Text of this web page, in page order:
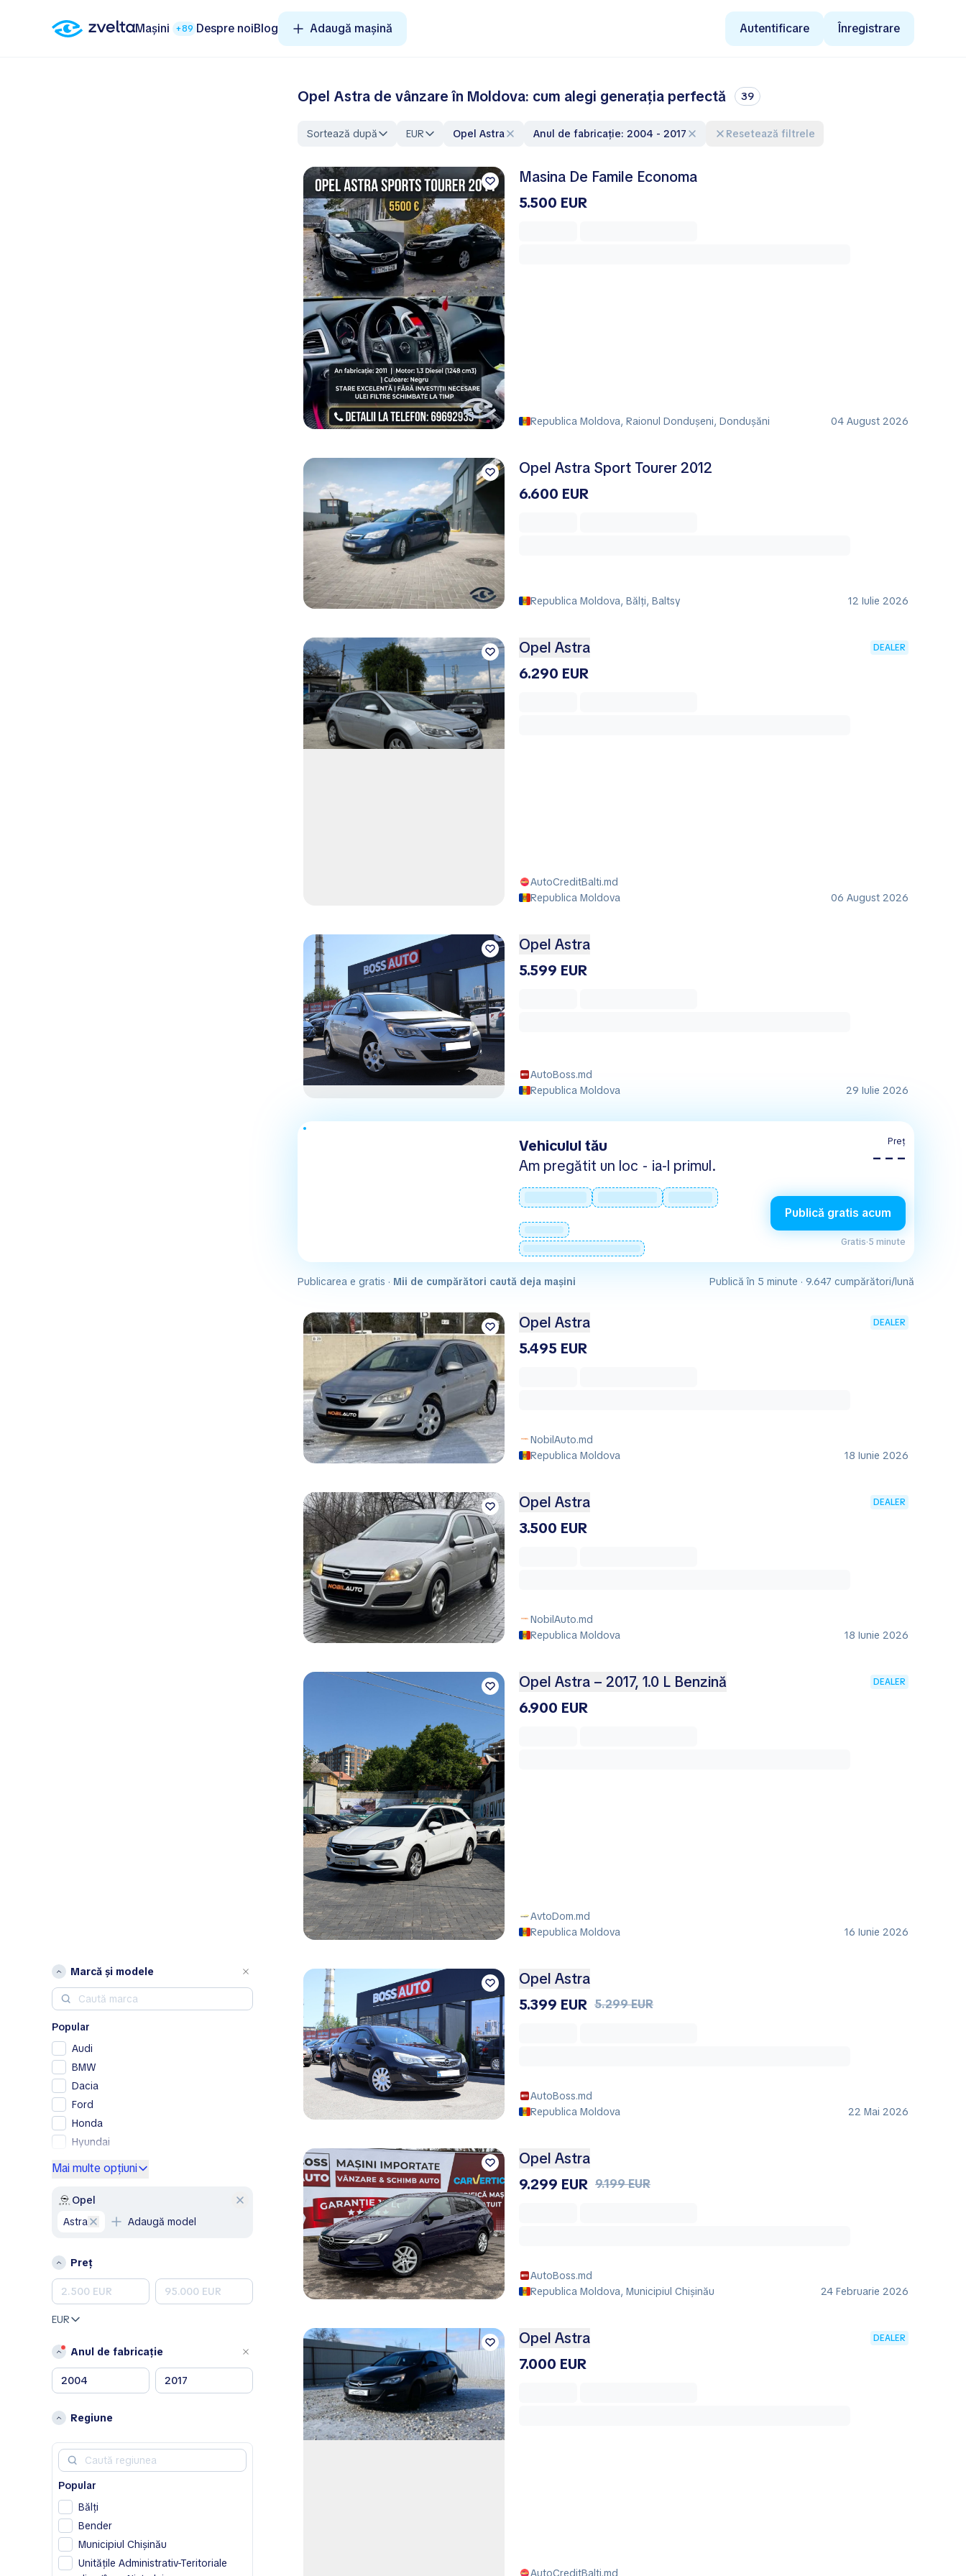
Mașini +89 Despre noiBlog Adaugă mașină Autentificare Înregistrare
Marcă și modele
Popular
Audi
BMW
Dacia
Ford
Honda
Hyundai
Mercedes-Benz
Nissan
Renault
Skoda
Volvo
A
Acura
Alfa Romeo
Avatr
Bentley
Bestune
Buick
BYD
Mai multe opțiuni
Opel
Astra
Adaugă model
Preț
EUR
Anul de fabricație
Regiune
Popular
Bălţi
Bender
Municipiul Chișinău
Unitățile Administrativ-Teritoriale
Opel Astra de vânzare în Moldova: cum alegi generația perfectă 39
Sortează după EUR Opel Astra Anul de fabricație: 2004 - 2017 Resetează filtrele
Masina De Famile Economa
5.500 EUR
Republica Moldova, Raionul Dondușeni, Donduşăni 04 August 2026
Opel Astra Sport Tourer 2012
6.600 EUR
Republica Moldova, Bălţi, Baltsy 12 Iulie 2026
Opel Astra DEALER
6.290 EUR
AutoCreditBalti.md
Republica Moldova
06 August 2026
Opel Astra
5.599 EUR
AutoBoss.md
Republica Moldova
29 Iulie 2026
Vehiculul tău
Am pregătit un loc - ia-l primul.
Preț
– – –
Publică gratis acum
Gratis·5 minute
Publicarea e gratis · Mii de cumpărători caută deja mașini Publică în 5 minute · 9.647 cumpărători/lună
Opel Astra DEALER
5.495 EUR
NobilAuto.md
Republica Moldova
18 Iunie 2026
Opel Astra DEALER
3.500 EUR
NobilAuto.md
Republica Moldova
18 Iunie 2026
Opel Astra – 2017, 1.0 L Benzină DEALER
6.900 EUR
AvtoDom.md
Republica Moldova
16 Iunie 2026
Opel Astra
5.399 EUR 5.299 EUR
AutoBoss.md
Republica Moldova
22 Mai 2026
Opel Astra
9.299 EUR 9.199 EUR
AutoBoss.md
Republica Moldova, Municipiul Chișinău
24 Februarie 2026
Opel Astra DEALER
7.000 EUR
AutoCreditBalti.md